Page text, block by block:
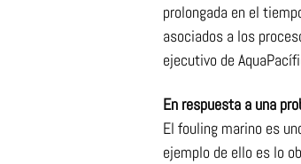
prolongada en el
asociados a los
ejecutivo de
En respuesta a una
El fouling marino es
ejemplo de ello es lo